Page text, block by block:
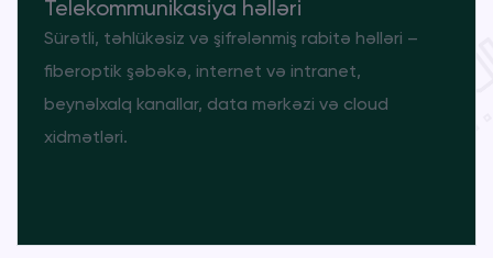
Telekommunikasiya həlləri
Sürətli, təhlükəsiz və şifrələnmiş rabitə həlləri –
fiberoptik şəbəkə, internet və intranet,
beynəlxalq kanallar, data mərkəzi və cloud
xidmətləri.